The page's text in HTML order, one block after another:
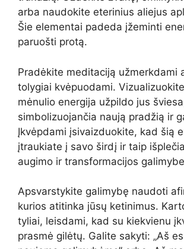
arba naudokite eterinius aliejus
Šie elementai padeda įžeminti
paruošti protą.
Pradėkite meditaciją užmerkdami
tolygiai kvėpuodami.
mėnulio energija užpildo jus
simbolizuojančia naują pradžią ir
Įkvėpdami įsivaizduokite, kad šią
įtraukiate į savo širdį ir taip
augimo ir transformacijos
Apsvarstykite galimybę naudoti
kurios atitinka jūsų ketinimus.
tyliai, leisdami, kad su kiekvienu
prasmė gilėtų. Galite sakyti: „Aš